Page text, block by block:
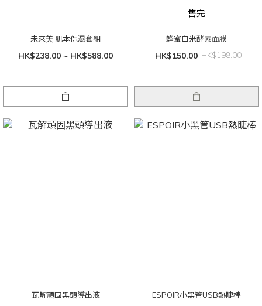
未來美 肌本保濕套組
HK$238.00 ~ HK$588.00
售完
蜂蜜白米酵素面膜
HK$150.00 HK$198.00
瓦解頑固黑頭導出液 ESPOIR小黑管USB熱睫棒